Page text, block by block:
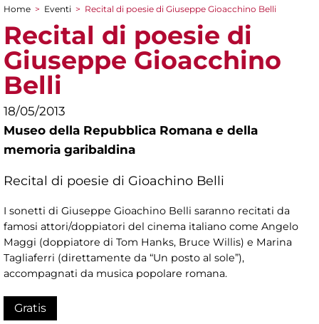
Tu sei qui
Home > Eventi > Recital di poesie di Giuseppe Gioacchino Belli
Recital di poesie di
Giuseppe Gioacchino
Belli
18/05/2013
Museo della Repubblica Romana e della
memoria garibaldina
Recital di poesie di Gioachino Belli
I sonetti di Giuseppe Gioachino Belli saranno recitati da
famosi attori/doppiatori del cinema italiano come Angelo
Maggi (doppiatore di Tom Hanks, Bruce Willis) e Marina
Tagliaferri (direttamente da “Un posto al sole”),
accompagnati da musica popolare romana.
Gratis